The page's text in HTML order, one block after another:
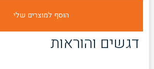
דגשים והוראות